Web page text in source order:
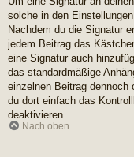
solche in den
Nachdem du die Signatur
jedem Beitrag das
eine Signatur auch
das standardmäßige
einzelnen Beitrag
du dort einfach das
deaktivieren.
Nach oben